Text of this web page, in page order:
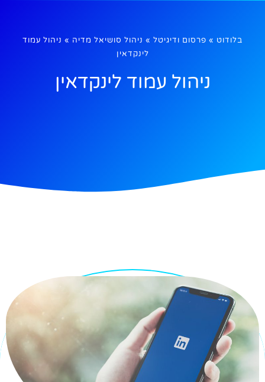
בלודוט » פרסום ודיגיטל » ניהול סושיאל מדיה » ניהול עמוד
לינקדאין
ניהול עמוד לינקדאין